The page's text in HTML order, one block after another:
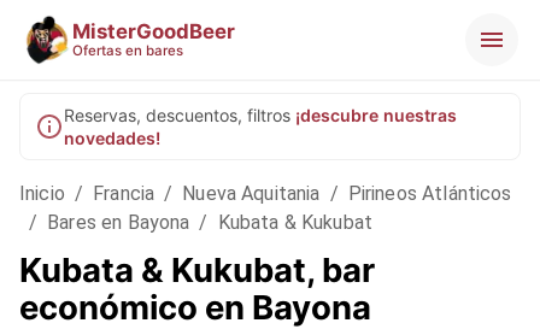
MisterGoodBeer
Ofertas en bares
Reservas, descuentos, filtros ¡descubre nuestras
novedades!
Inicio / Francia / Nueva Aquitania / Pirineos Atlánticos
/ Bares en Bayona / Kubata & Kukubat
Kubata & Kukubat, bar
económico en Bayona